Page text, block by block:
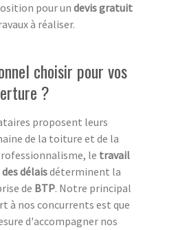
pour un devis gratuit
à réaliser.
choisir pour vos
?
proposent leurs
de la toiture et de la
le travail
délaisdéterminent la
de BTP. Notre principal
à nos concurrents est que
d'accompagner nos